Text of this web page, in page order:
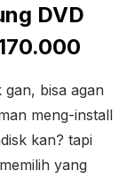
DVD
bisa agan
meng-install
kan? tapi
yang